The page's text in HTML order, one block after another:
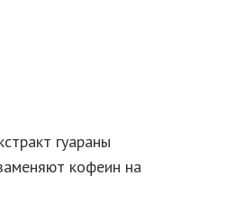
гуараны
кофеин на